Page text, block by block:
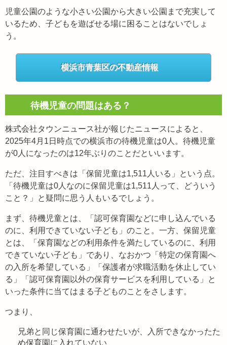
児童公園のような小さい公園から大きい公園まで充実して
いるため、子どもを遊ばせる場に困ることはないでしょ
う。
横浜市青葉区の不動産情報
待機児童の問題はある？
株式会社タウンニュース社が報じたニュースによると、
2025年4月1日時点での横浜市の待機児童は0人。待機児童
が0人になったのは12年ぶりのことだといいます。
ただ、注目すべきは「保留児童は1,511人いる」という点。
「待機児童は0人なのに保留児童は1,511人って、どういう
こと？」と疑問に思う人もいるでしょう。
まず、待機児童とは、「認可保育園などに申し込んでいる
のに、利用できていない子ども」のこと。一方、保留児童
とは、「保育園などの利用条件を満たしているのに、利用
できていない子ども」であり、なおかつ「特定の保育園へ
の入所を希望している」「保護者が求職活動を休止してい
る」「認可保育園以外の保育サービスを利用している」と
いった条件に当てはまる子どものことをさします。
つまり、
兄弟と同じ保育園に通わせたいが、入所できなかったた
め保育園に入れていない